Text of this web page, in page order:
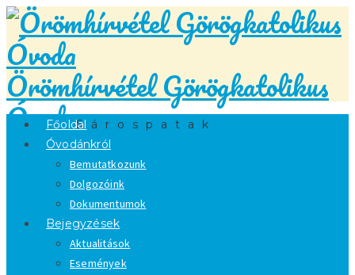
Örömhírvétel Görögkatolikus
ÓvodaSárospatak
Főoldal
Óvodánkról
Bemutatkozunk
Dolgozóink
Dokumentumok
Bejegyzések
Aktualitások
Események